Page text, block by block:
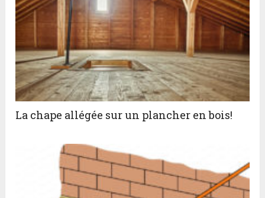
La chape allégée sur un plancher en bois!